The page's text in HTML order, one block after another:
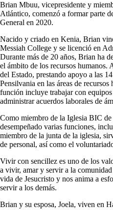
Brian Mbuu, vicepresidente y
Atlántico, comenzó a formar parte
General en 2020.
Nacido y criado en Kenia, Brian
Messiah College y se licenció en
Durante más de 20 años, Brian ha
el ámbito de los recursos humanos.
del Estado, prestando apoyo a las
Pensilvania en las áreas de
función incluye trabajar con
administrar acuerdos laborales de
Como miembro de la Iglesia BIC
desempeñado varias funciones,
miembro de la junta de la iglesia,
de personal, así como el
Vivir con sencillez es uno de los
a vivir, amar y servir a la
vida de Jesucristo y nos anima a
servir a los demás.
Brian y su esposa, Joela, viven en